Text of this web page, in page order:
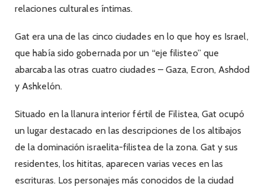
relaciones culturales íntimas.
Gat era una de las cinco ciudades en lo que hoy es Israel,
que había sido gobernada por un “eje filisteo” que
abarcaba las otras cuatro ciudades – Gaza, Ecron, Ashdod
y Ashkelón.
Situado en la llanura interior fértil de Filistea, Gat ocupó
un lugar destacado en las descripciones de los altibajos
de la dominación israelita-filistea de la zona. Gat y sus
residentes, los hititas, aparecen varias veces en las
escrituras. Los personajes más conocidos de la ciudad